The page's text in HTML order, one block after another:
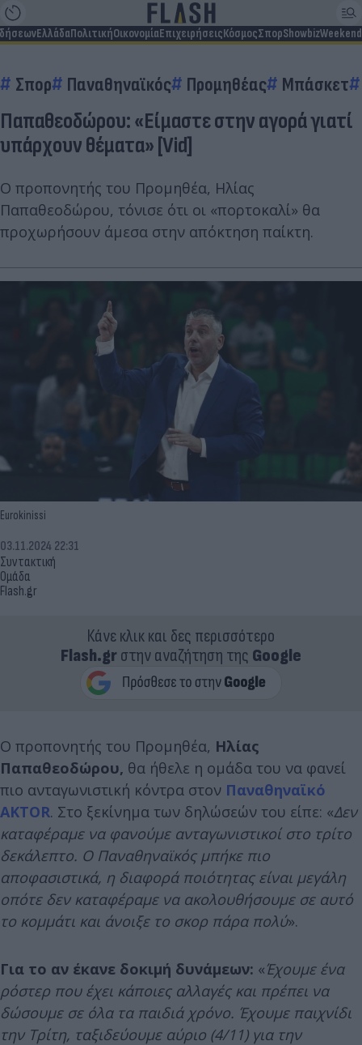
ΕλλάδαΠολιτικήΟικονομίαΕπιχειρήσειςΚόσμοςΣπορShowbizWeekend
Σπορ Παναθηναϊκός Προμηθέας Μπάσκετ
Παπαθεοδώρου: «Είμαστε στην αγορά γιατί
υπάρχουν θέματα» [Vid]
Ο προπονητής του Προμηθέα, Ηλίας
Παπαθεοδώρου, τόνισε ότι οι «πορτοκαλί» θα
προχωρήσουν άμεσα στην απόκτηση παίκτη.
Eurokinissi
Συντακτική
Ομάδα
Flash.gr
03.11.2024 22:31
Κάνε κλικ και δες περισσότερο
Flash.grστην αναζήτηση της Google
Ο προπονητής του Προμηθέα, Ηλίας
Παπαθεοδώρου, θα ήθελε η ομάδα του να φανεί
πιo ανταγωνιστική κόντρα στον Παναθηναϊκό
AKTOR. Στο ξεκίνημα των δηλώσεών του είπε: «Δεν
καταφέραμε να φανούμε ανταγωνιστικοί στο τρίτο
δεκάλεπτο. Ο Παναθηναϊκός μπήκε πιο
αποφασιστικά, η διαφορά ποιότητας είναι μεγάλη
οπότε δεν καταφέραμε να ακολουθήσουμε σε αυτό
το κομμάτι και άνοιξε το σκορ πάρα πολύ».
Για το αν έκανε δοκιμή δυνάμεων: «Έχουμε ένα
ρόστερ που έχει κάποιες αλλαγές και πρέπει να
δώσουμε σε όλα τα παιδιά χρόνο. Έχουμε παιχνίδι
την Τρίτη, ταξιδεύουμε αύριο (4/11) για την